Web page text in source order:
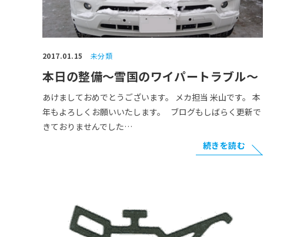
2017.01.15 未分類
本日の整備～雪国のワイパートラブル～
あけましておめでとうございます。 メカ担当 米山です。 本
年もよろしくお願いいたします。 ブログもしばらく更新で
きておりませんでした…
続きを読む